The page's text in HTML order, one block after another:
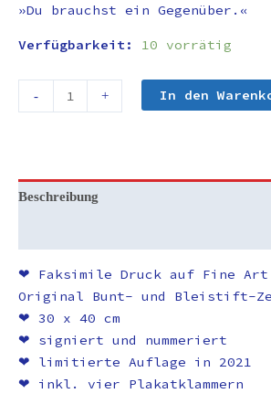
»Du brauchst ein Gegenüber.«
Verfügbarkeit: 10 vorrätig
- + In den
Beschreibung
❤︎ Faksimile Druck auf Fine Art
Original Bunt- und Bleistift-
❤︎ 30 x 40 cm
❤︎ signiert und nummeriert
❤︎ limitierte Auflage in 2021
❤︎ inkl. vier Plakatklammern